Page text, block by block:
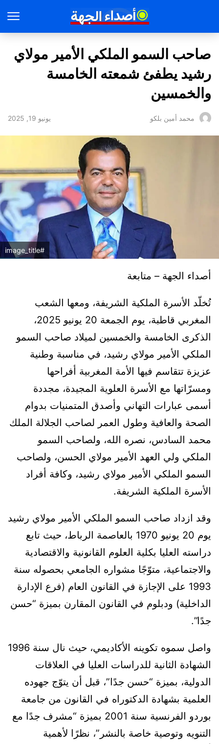
صاحب السمو الملكي الأمير مولاي
رشيد يطفئ شمعته الخامسة
والخمسين
محمد أمين بلكو يونيو 19, 2025
#image_title
أصداء الجهة – متابعة
تُخلّد الأسرة الملكية الشريفة، ومعها الشعب
المغربي قاطبة، يوم الجمعة 20 يونيو 2025،
الذكرى الخامسة والخمسين لميلاد صاحب السمو
الملكي الأمير مولاي رشيد، في مناسبة وطنية
عزيزة تتقاسم فيها الأمة المغربية أفراحها
ومسرّاتها مع الأسرة العلوية المجيدة، مجددة
أسمى عبارات التهاني وأصدق المتمنيات بدوام
الصحة والعافية وطول العمر لصاحب الجلالة الملك
محمد السادس، نصره الله، ولصاحب السمو
الملكي ولي العهد الأمير مولاي الحسن، ولصاحب
السمو الملكي الأمير مولاي رشيد، وكافة أفراد
الأسرة الملكية الشريفة.
وقد ازداد صاحب السمو الملكي الأمير مولاي رشيد
يوم 20 يونيو 1970 بالعاصمة الرباط، حيث تابع
دراسته العليا بكلية العلوم القانونية والاقتصادية
والاجتماعية، متوّجًا مشواره الجامعي بحصوله سنة
1993 على الإجازة في القانون العام (فرع الإدارة
الداخلية) ودبلوم في القانون المقارن بميزة “حسن
جدًا”.
واصل سموه تكوينه الأكاديمي، حيث نال سنة 1996
الشهادة الثانية للدراسات العليا في العلاقات
الدولية، بميزة “حسن جدًا”، قبل أن يتوّج جهوده
العلمية بشهادة الدكتوراه في القانون من جامعة
بوردو الفرنسية سنة 2001 بميزة “مشرف جدًا مع
التنويه وتوصية خاصة بالنشر”، نظرًا لأهمية